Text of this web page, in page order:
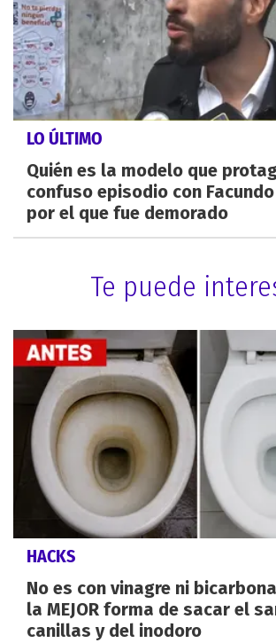
LO ÚLTIMO
Quién es la modelo que
confuso episodio con
por el que fue demorado
Te puede
HACKS
No es con vinagre ni
la MEJOR forma de sacar el
canillas y del inodoro